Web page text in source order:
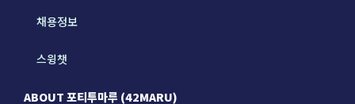
채용정보
스윙챗
ABOUT 포티투마루 (42MARU)